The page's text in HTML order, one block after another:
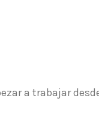
a trabajar